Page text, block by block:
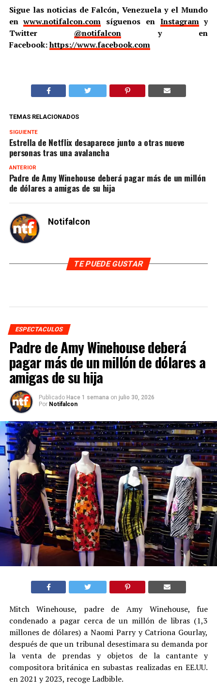
Sigue las noticias de Falcón, Venezuela y el Mundo
enwww.notifalcon.com síguenos en Instagramy
Twitter @notifalcony en
Facebook:https://www.facebook.com
TEMAS RELACIONADOS
SIGUIENTE
Estrella de Netflix desaparece junto a otras nueve
personas tras una avalancha
ANTERIOR
Padre de Amy Winehouse deberá pagar más de un millón
de dólares a amigas de su hija
Notifalcon
TE PUEDE GUSTAR
ESPECTACULOS
Padre de Amy Winehouse deberá
pagar más de un millón de dólares a
amigas de su hija
Publicado Hace 1 semana on julio 30, 2026
Por Notifalcon
Mitch Winehouse, padre de Amy Winehouse, fue
condenado a pagar cerca de un millón de libras (1,3
millones de dólares) a Naomi Parry y Catriona Gourlay,
después de que un tribunal desestimara su demanda por
la venta de prendas y objetos de la cantante y
compositora británica en subastas realizadas en EE.UU.
en 2021 y 2023, recoge Ladbible.